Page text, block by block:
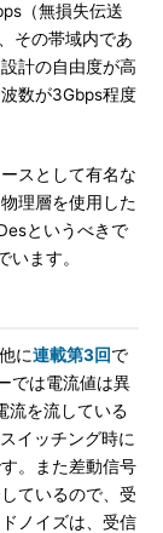
（無損失伝送
その帯域内であ
計の自由度が高
数が3Gbps程度
スとして有名な
理層を使用した
というべきで
います。
に連載第3回で
では電流値は異
流を流している
イッチング時に
。また差動信号
ているので、受
ノイズは、受信